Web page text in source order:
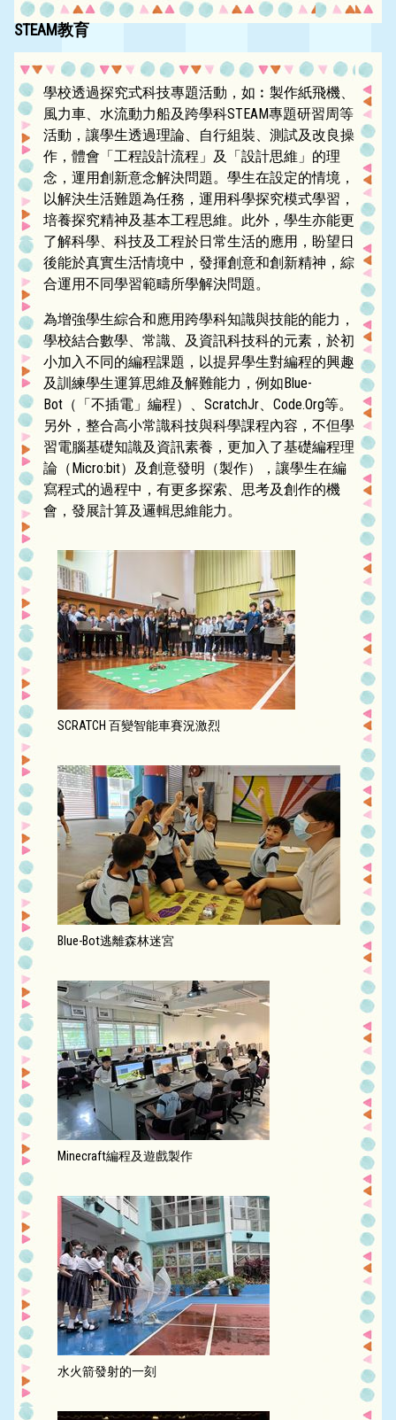
STEAM教育
學校透過探究式科技專題活動，如︰製作紙飛機、
風力車、水流動力船及跨學科STEAM專題研習周等
活動，讓學生透過理論、自行組裝、測試及改良操
作，體會「工程設計流程」及「設計思維」的理
念，運用創新意念解決問題。學生在設定的情境，
以解決生活難題為任務，運用科學探究模式學習，
培養探究精神及基本工程思維。此外，學生亦能更
了解科學、科技及工程於日常生活的應用，盼望日
後能於真實生活情境中，發揮創意和創新精神，綜
合運用不同學習範疇所學解決問題。
為增強學生綜合和應用跨學科知識與技能的能力，
學校結合數學、常識、及資訊科技科的元素，於初
小加入不同的編程課題，以提昇學生對編程的興趣
及訓練學生運算思維及解難能力，例如Blue-
Bot（「不插電」編程）、ScratchJr、Code.Org等。
另外，整合高小常識科技與科學課程內容，不但學
習電腦基礎知識及資訊素養，更加入了基礎編程理
論（Micro:bit）及創意發明（製作），讓學生在編
寫程式的過程中，有更多探索、思考及創作的機
會，發展計算及邏輯思維能力。
SCRATCH 百變智能車賽況激烈
Blue-Bot逃離森林迷宮
Minecraft編程及遊戲製作
水火箭發射的一刻